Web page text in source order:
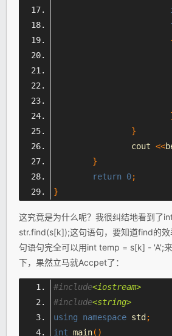
}
		cout
<<
}
return 0;
}
这究竟是为什么呢？我很纠结地看到了
str.find(s[k]);这句语句，要知道find的效
句语句完全可以用int temp = s[k] - 'A';
下，果然立马就Accpet了：
#include<iostream>
#include<string>
using
namespace std ;
int main()